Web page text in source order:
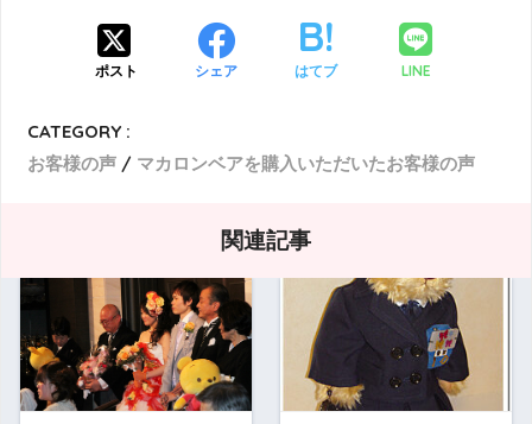
ポスト シェア はてブ LINE
CATEGORY :
お客様の声
マカロンベアを購入いただいたお客様の声
関連記事